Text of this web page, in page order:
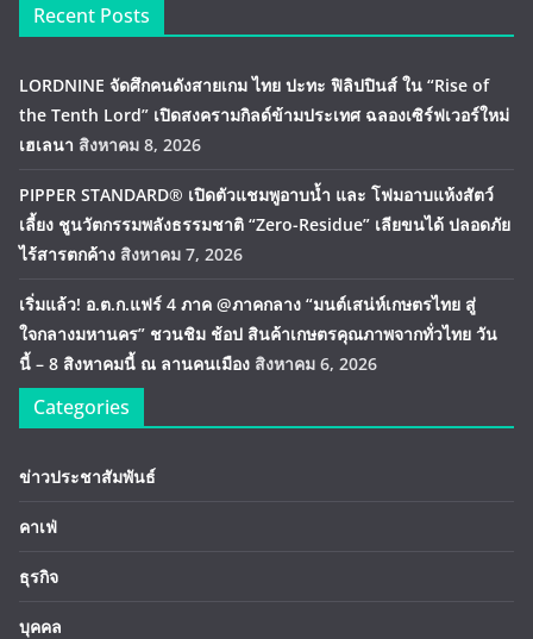
Recent Posts
LORDNINE จัดศึกคนดังสายเกม ไทย ปะทะ ฟิลิปปินส์ ใน “Rise of
the Tenth Lord” เปิดสงครามกิลด์ข้ามประเทศ ฉลองเซิร์ฟเวอร์ใหม่
เฮเลนา สิงหาคม 8, 2026
PIPPER STANDARD® เปิดตัวแชมพูอาบน้ำ และ โฟมอาบแห้งสัตว์
เลี้ยง ชูนวัตกรรมพลังธรรมชาติ “Zero-Residue” เลียขนได้ ปลอดภัย
ไร้สารตกค้าง สิงหาคม 7, 2026
เริ่มแล้ว! อ.ต.ก.แฟร์ 4 ภาค @ภาคกลาง “มนต์เสน่ห์เกษตรไทย สู่
ใจกลางมหานคร” ชวนชิม ช้อป สินค้าเกษตรคุณภาพจากทั่วไทย วัน
นี้ – 8 สิงหาคมนี้ ณ ลานคนเมือง สิงหาคม 6, 2026
Categories
ข่าวประชาสัมพันธ์
คาเฟ่
ธุรกิจ
บุคคล